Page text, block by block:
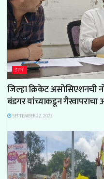
इतर
जिल्हा क्रिकेट असोसिएशनची
बंडगर यांच्याकडून गैरवापराचा
SEPTEMBER 22, 2023